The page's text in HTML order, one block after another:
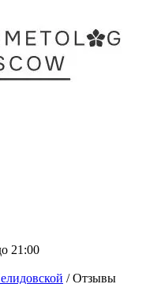
21:00
/Отзывы